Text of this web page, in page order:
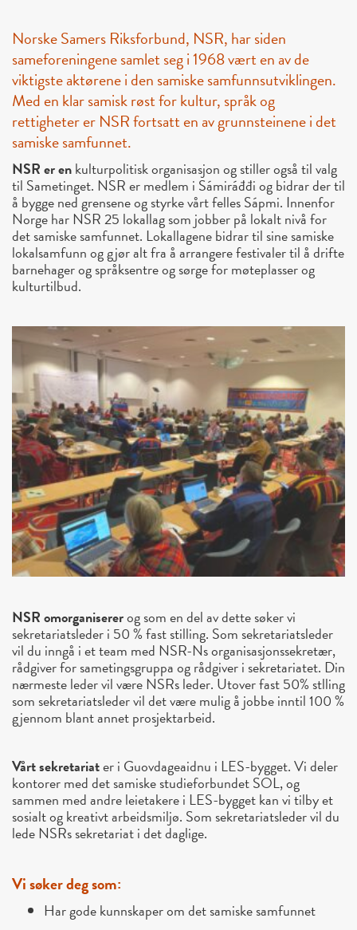
Norske Samers Riksforbund, NSR, har siden
sameforeningene samlet seg i 1968 vært en av de
viktigste aktørene i den samiske samfunnsutviklingen.
Med en klar samisk røst for kultur, språk og
rettigheter er NSR fortsatt en av grunnsteinene i det
samiske samfunnet.
NSR er enkulturpolitisk organisasjon og stiller også til valg
til Sametinget. NSR er medlem i Sámiráđđi og bidrar der til
å bygge ned grensene og styrke vårt felles Sápmi. Innenfor
Norge har NSR 25 lokallag som jobber på lokalt nivå for
det samiske samfunnet. Lokallagene bidrar til sine samiske
lokalsamfunn og gjør alt fra å arrangere festivaler til å drifte
barnehager og språksentre og sørge for møteplasser og
kulturtilbud.
NSR omorganisererog som en del av dette søker vi
sekretariatsleder i 50 % fast stilling. Som sekretariatsleder
vil du inngå i et team med NSR-Ns organisasjonssekretær,
rådgiver for sametingsgruppa og rådgiver i sekretariatet. Din
nærmeste leder vil være NSRs leder. Utover fast 50% stlling
som sekretariatsleder vil det være mulig å jobbe inntil 100 %
gjennom blant annet prosjektarbeid.
Vårt sekretariater i Guovdageaidnu i LES-bygget. Vi deler
kontorer med det samiske studieforbundet SOL, og
sammen med andre leietakere i LES-bygget kan vi tilby et
sosialt og kreativt arbeidsmiljø. Som sekretariatsleder vil du
lede NSRs sekretariat i det daglige.
Vi søker deg som:
Har gode kunnskaper om det samiske samfunnet